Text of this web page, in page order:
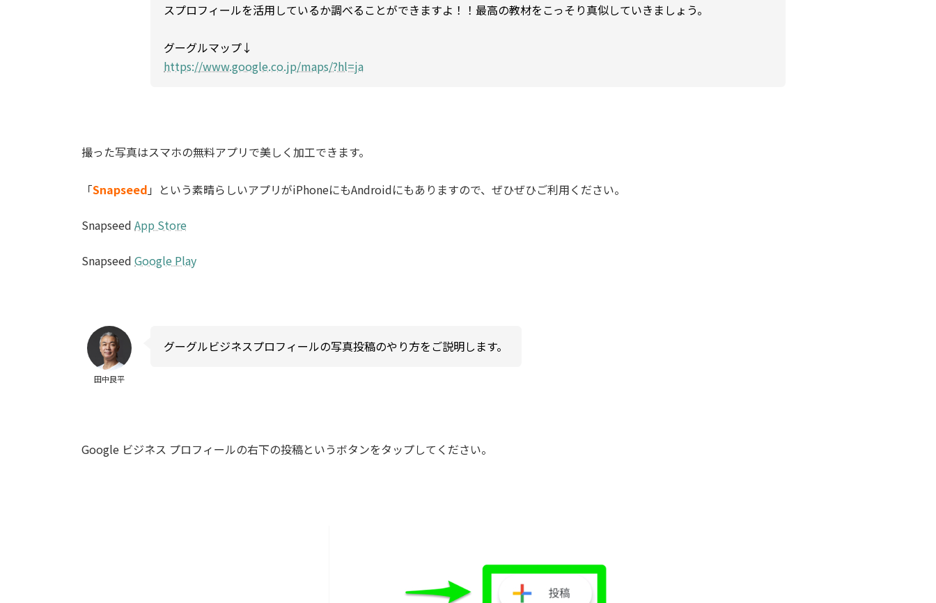
スプロフィールを活用しているか調べることができますよ！！最高の教材をこっそり真似していきましょう。
グーグルマップ↓
https://www.google.co.jp/maps/?hl=ja
撮った写真はスマホの無料アプリで美しく加工できます。
「Snapseed 」という素晴らしいアプリがiPhoneにもAndroidにもありますので、ぜひぜひご利用ください。
Snapseed App Store
Snapseed Google Play
田中良平
グーグルビジネスプロフィールの写真投稿のやり方をご説明します。
Google ビジネス プロフィールの右下の投稿というボタンをタップしてください。